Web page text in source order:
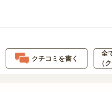
クチコミを書く
全
（